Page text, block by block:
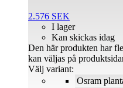
2.576 SEK
Osram
I lager
Kan skickas idag
Välj variant:
Den här produkten har
kan väljas på